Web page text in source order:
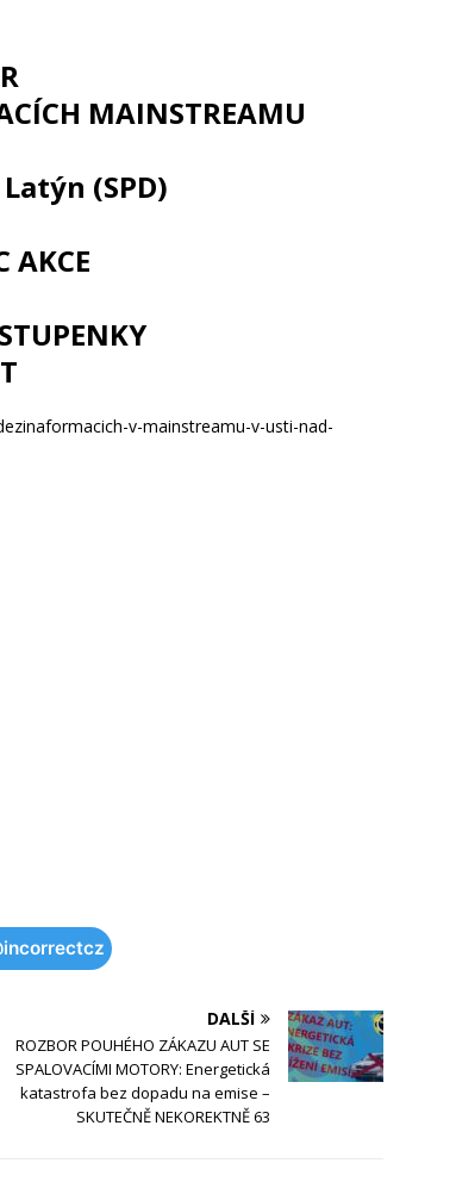
MAINSTREAMU
Latýn (SPD)
AKCE
v-mainstreamu-v-usti-nad-
DALŠÍ
ROZBOR POUHÉHO ZÁKAZU AUT SE
SPALOVACÍMI MOTORY: Energetická
katastrofa bez dopadu na emise –
SKUTEČNĚ NEKOREKTNĚ 63